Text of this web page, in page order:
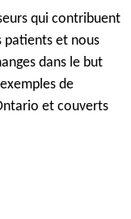
qui contribuent
patients et nous
dans le but
de
et couverts